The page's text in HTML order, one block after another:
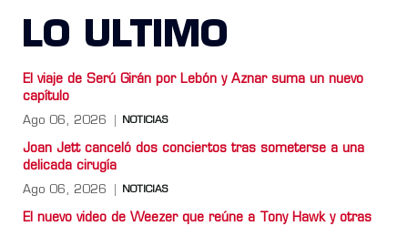
LO ULTIMO
El viaje de Serú Girán por Lebón y Aznar suma un nuevo
capítulo
Ago 06, 2026 NOTICIAS
Joan Jett canceló dos conciertos tras someterse a una
delicada cirugía
Ago 06, 2026 NOTICIAS
El nuevo video de Weezer que reúne a Tony Hawk y otras